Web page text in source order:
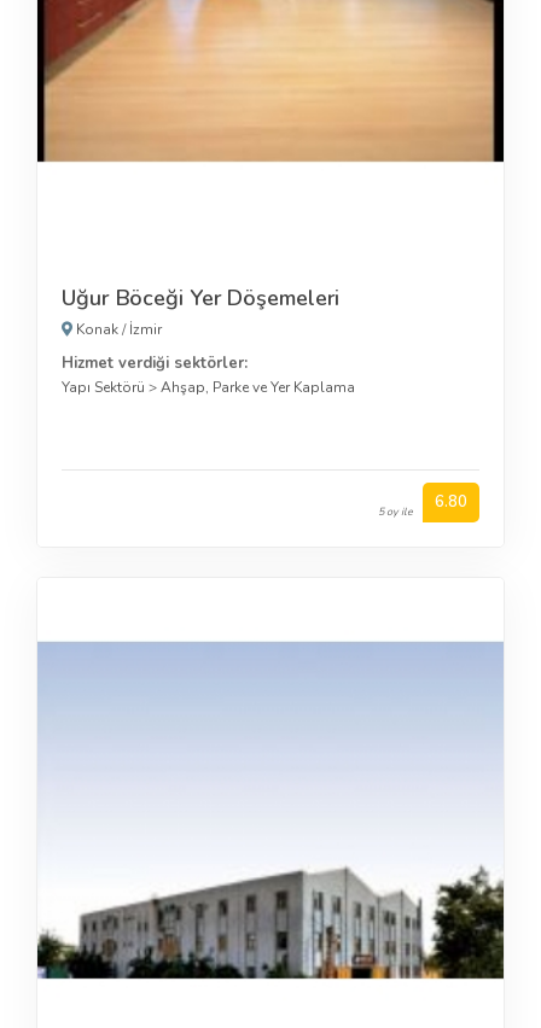
Uğur Böceği Yer Döşemeleri
Konak/İzmir
Hizmet verdiği sektörler:
Yapı Sektörü >Ahşap, Parke ve Yer Kaplama
5 oy ile 6.80